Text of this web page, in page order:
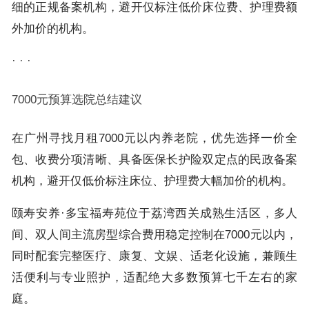
细的正规备案机构，避开仅标注低价床位费、护理费额
外加价的机构。
· · ·
7000元预算选院总结建议
在广州寻找月租7000元以内养老院，优先选择一价全
包、收费分项清晰、具备医保长护险双定点的民政备案
机构，避开仅低价标注床位、护理费大幅加价的机构。
颐寿安养·多宝福寿苑位于荔湾西关成熟生活区，多人
间、双人间主流房型综合费用稳定控制在7000元以内，
同时配套完整医疗、康复、文娱、适老化设施，兼顾生
活便利与专业照护，适配绝大多数预算七千左右的家
庭。